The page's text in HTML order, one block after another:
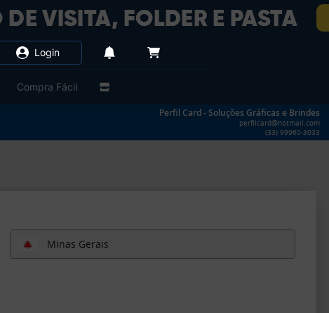
Compra Fácil
Login
Perfil Card - Soluções Gráficas e Brindes
perfilcard@hotmail.com
(33) 99960-3033
Minas Gerais